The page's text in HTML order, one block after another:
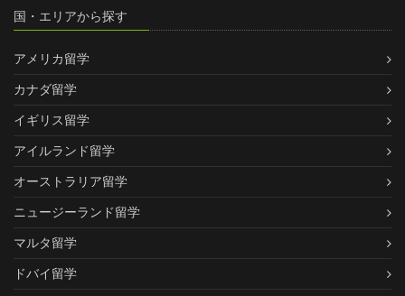
国・エリアから探す
アメリカ留学
カナダ留学
イギリス留学
アイルランド留学
オーストラリア留学
ニュージーランド留学
マルタ留学
ドバイ留学